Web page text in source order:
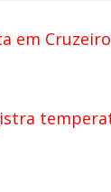
em Cruzeiro